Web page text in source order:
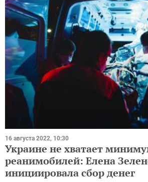
16 августа 2022, 10:30
Украине не хватает
реанимобилей: Елена
инициировала сбор денег